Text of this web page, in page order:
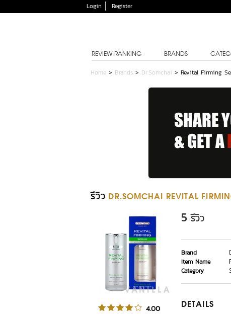
Login Register
REVIEW RANKING BRANDS
Home > Brands > Dr.Somchai > Revital Firming
รีวิว DR.SOMCHAI REVITAL
4.00
5 รีวิว
Brand
Item Name
Category
DETAILS